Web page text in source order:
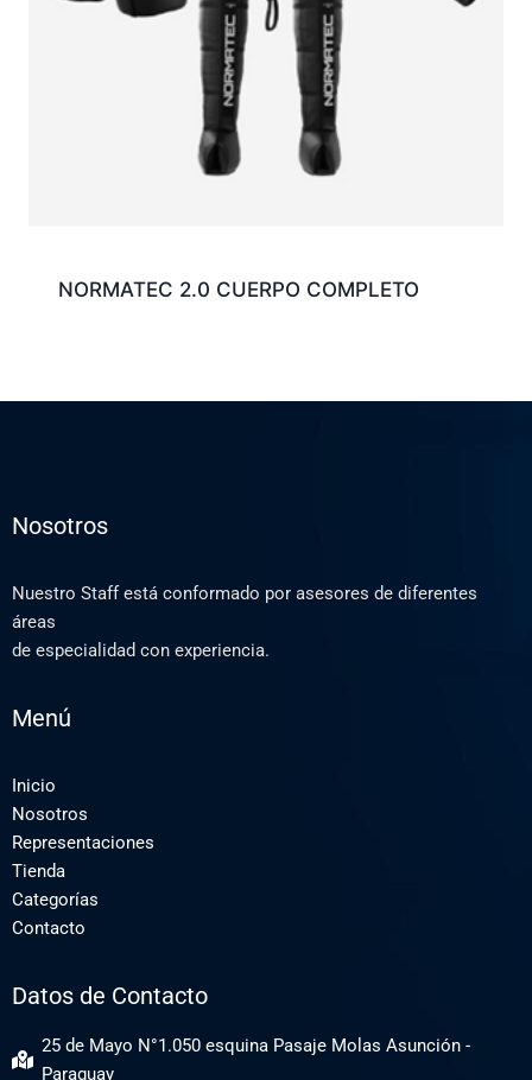
NORMATEC 2.0 CUERPO COMPLETO
Nosotros
Nuestro Staff está conformado por asesores de diferentes
áreas
de especialidad con experiencia.
Menú
Inicio
Nosotros
Representaciones
Tienda
Categorías
Contacto
Datos de Contacto
25 de Mayo N°1.050 esquina Pasaje Molas Asunción -
Paraguay